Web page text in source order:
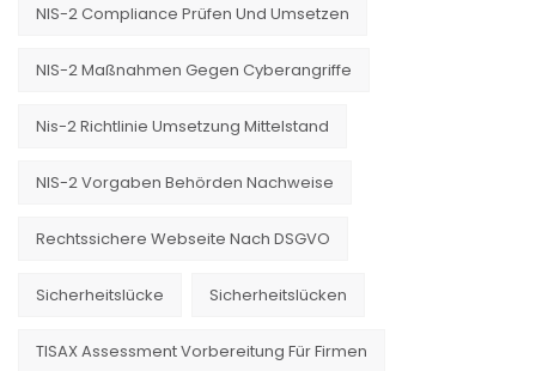
NIS-2 Compliance Prüfen Und Umsetzen
NIS-2 Maßnahmen Gegen Cyberangriffe
Nis-2 Richtlinie Umsetzung Mittelstand
NIS-2 Vorgaben Behörden Nachweise
Rechtssichere Webseite Nach DSGVO
Sicherheitslücke Sicherheitslücken
TISAX Assessment Vorbereitung Für Firmen